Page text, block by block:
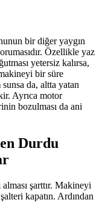
bir diğer yaygın
Özellikle yaz
yetersiz kalırsa,
bir süre
da, altta yatan
Ayrıca motor
bozulması da ani
Durdu
şarttır. Makineyi
kapatın. Ardından